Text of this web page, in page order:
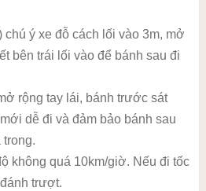
chú ý xe đỗ cách lối vào 3m, mở
bên trái lối vào để bánh sau đi
rộng tay lái, bánh trước sát
dễ đi và đảm bảo bánh sau
trong.
không quá 10km/giờ. Nếu đi tốc
trượt.